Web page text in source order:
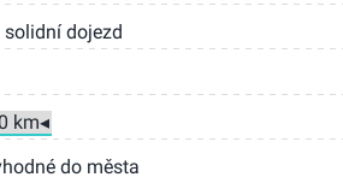
solidní dojezd
do města